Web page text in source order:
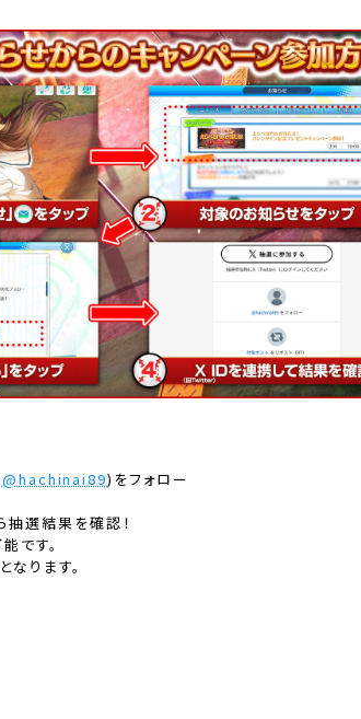
@hachinai89)をフォロー
抽選結果を確認！
です。
ります。